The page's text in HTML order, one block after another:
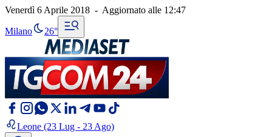
Venerdì 6 Aprile 2018 - Aggiornato alle 12:47
Milano 26°
Leone (23 Lug - 23 Ago)